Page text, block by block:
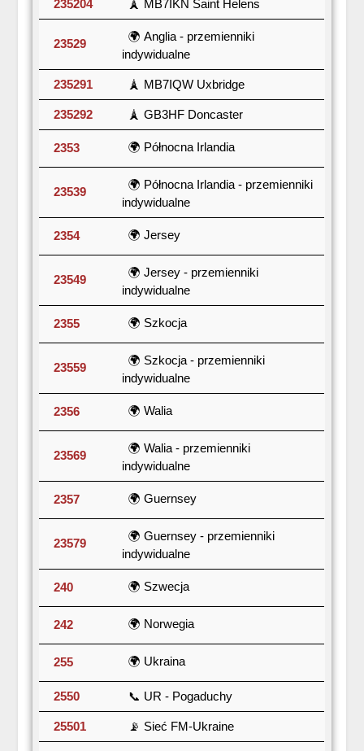
235204 🗼 MB7IKN Saint Helens
23529
🌍 Anglia - przemienniki
indywidualne
235291 🗼 MB7IQW Uxbridge
235292 🗼 GB3HF Doncaster
2353 🌍 Północna Irlandia
23539
🌍 Północna Irlandia - przemienniki
indywidualne
2354 🌍 Jersey
23549
🌍 Jersey - przemienniki
indywidualne
2355 🌍 Szkocja
23559
🌍 Szkocja - przemienniki
indywidualne
2356 🌍 Walia
23569
🌍 Walia - przemienniki
indywidualne
2357 🌍 Guernsey
23579
🌍 Guernsey - przemienniki
indywidualne
240 🌍 Szwecja
242 🌍 Norwegia
255 🌍 Ukraina
2550 📞 UR - Pogaduchy
25501 📡 Sieć FM-Ukraine